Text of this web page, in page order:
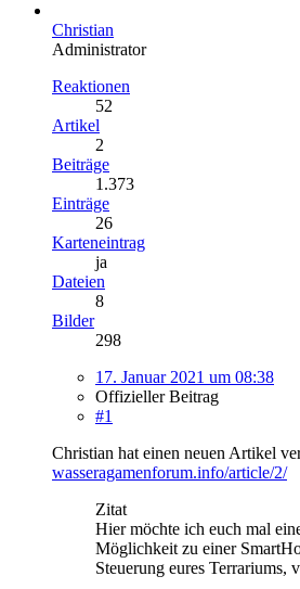
Christian
Administrator
Reaktionen
52
Artikel
2
Beiträge
1.373
Einträge
26
Karteneintrag
ja
Dateien
8
Bilder
298
17. Januar 2021 um 08:38
Offizieller Beitrag
#1
Christian hat einen neuen Artikel
wasseragamenforum.info/article/2/
Zitat
Hier möchte ich euch mal
Möglichkeit zu einer
Steuerung eures Terrariums,